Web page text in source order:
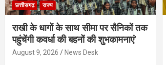
छत्तीसगढ़ राज्य
राखी के धागों के साथ सीमा पर सैनिकों तक
पहुंचेंगी कवर्धा की बहनों की शुभकामनाएं’
August 9, 2026 News Desk